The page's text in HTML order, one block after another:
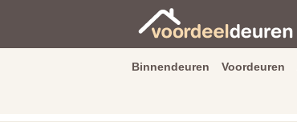
Binnendeuren Voordeuren